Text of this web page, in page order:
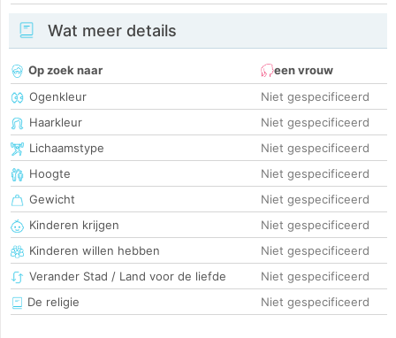
Wat meer details
Op zoek naar
een vrouw
Ogenkleur
Niet gespecificeerd
Haarkleur
Niet gespecificeerd
Lichaamstype
Niet gespecificeerd
Hoogte
Niet gespecificeerd
Gewicht
Niet gespecificeerd
Kinderen krijgen
Niet gespecificeerd
Kinderen willen hebben
Niet gespecificeerd
Verander Stad / Land voor de liefde
Niet gespecificeerd
De religie
Niet gespecificeerd